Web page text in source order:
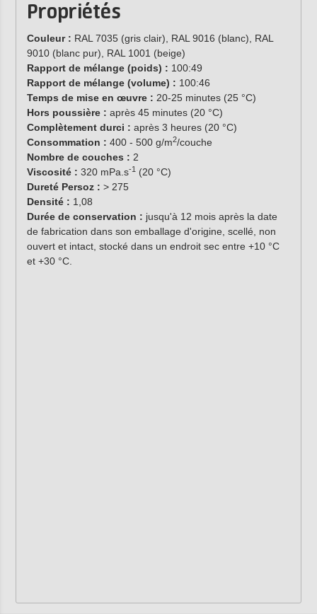
Propriétés
Couleur : RAL 7035 (gris clair), RAL 9016 (blanc), RAL
9010 (blanc pur), RAL 1001 (beige)
Rapport de mélange (poids) : 100:49
Rapport de mélange (volume) : 100:46
Temps de mise en œuvre : 20-25 minutes (25 °C)
Hors poussière : après 45 minutes (20 °C)
Complètement durci : après 3 heures (20 °C)
Consommation : 400 - 500 g/m2/couche
Nombre de couches : 2
Viscosité : 320 mPa.s-1(20 °C)
Dureté Persoz : > 275
Densité : 1,08
Durée de conservation : jusqu'à 12 mois après la date
de fabrication dans son emballage d'origine, scellé, non
ouvert et intact, stocké dans un endroit sec entre +10 °C
et +30 °C.